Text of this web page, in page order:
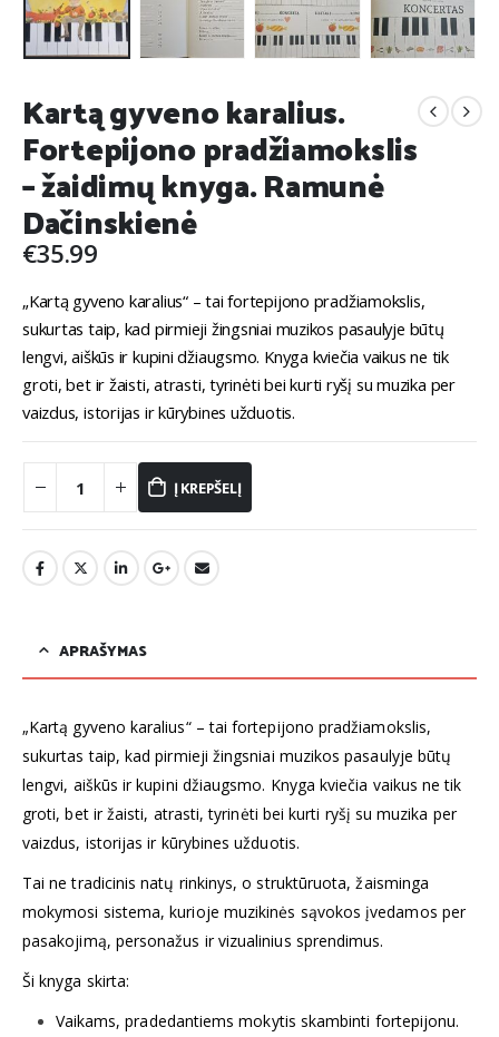
Kartą gyveno karalius.
Fortepijono pradžiamokslis
– žaidimų knyga. Ramunė
Dačinskienė
€35.99
„Kartą gyveno karalius“ – tai fortepijono pradžiamokslis,
sukurtas taip, kad pirmieji žingsniai muzikos pasaulyje būtų
lengvi, aiškūs ir kupini džiaugsmo. Knyga kviečia vaikus ne tik
groti, bet ir žaisti, atrasti, tyrinėti bei kurti ryšį su muzika per
vaizdus, istorijas ir kūrybines užduotis.
Į KREPŠELĮ
APRAŠYMAS
„Kartą gyveno karalius“ – tai fortepijono pradžiamokslis,
sukurtas taip, kad pirmieji žingsniai muzikos pasaulyje būtų
lengvi, aiškūs ir kupini džiaugsmo. Knyga kviečia vaikus ne tik
groti, bet ir žaisti, atrasti, tyrinėti bei kurti ryšį su muzika per
vaizdus, istorijas ir kūrybines užduotis.
Tai ne tradicinis natų rinkinys, o struktūruota, žaisminga
mokymosi sistema, kurioje muzikinės sąvokos įvedamos per
pasakojimą, personažus ir vizualinius sprendimus.
Ši knyga skirta:
Vaikams, pradedantiems mokytis skambinti fortepijonu.